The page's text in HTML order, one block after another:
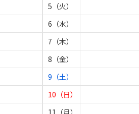
5（火）
6（水）
7（木）
8（金）
9（土）
10（日）